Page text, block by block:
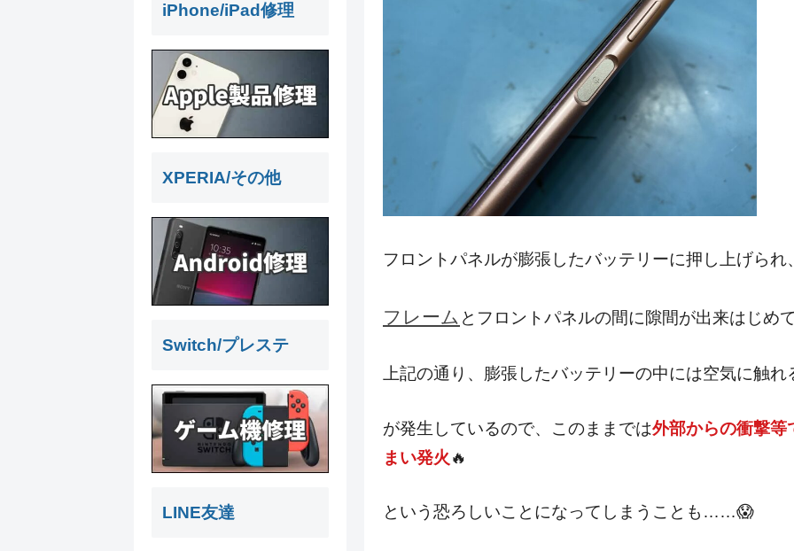
フロントパネルが膨張したバッテリーに押し上げられ
フレーム とフロントパネルの間に隙間が出来はじめ
上記の通り、膨張したバッテリーの中には空気に触
が発生しているので、このままでは外部からの衝撃等
まい発火 🔥
という恐ろしいことになってしまうことも……😱
iPhone/iPad修理
XPERIA/その他
Switch/プレステ
LINE友達